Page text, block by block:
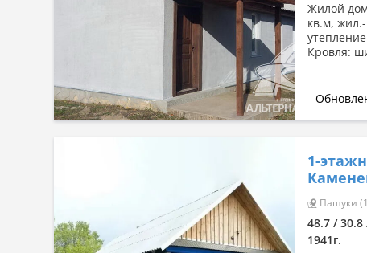
Жилой
кв.м,
Кровля:
1-
Пашуки
48.7 /
1941г.